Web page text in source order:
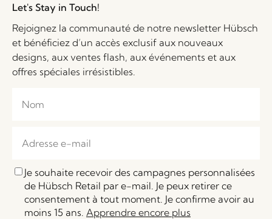
Let's Stay in Touch!
Rejoignez la communauté de notre newsletter Hübsch
et bénéficiez d’un accès exclusif aux nouveaux
designs, aux ventes flash, aux événements et aux
offres spéciales irrésistibles.
Je souhaite recevoir des campagnes personnalisées
de Hübsch Retail par e-mail. Je peux retirer ce
consentement à tout moment. Je confirme avoir au
moins 15 ans. Apprendre encore plus